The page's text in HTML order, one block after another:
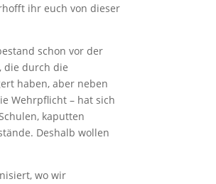
ihr euch von dieser
schon vor der
die durch die
haben, aber neben
Wehrpflicht – hat sich
kaputten
Deshalb wollen
wo wir